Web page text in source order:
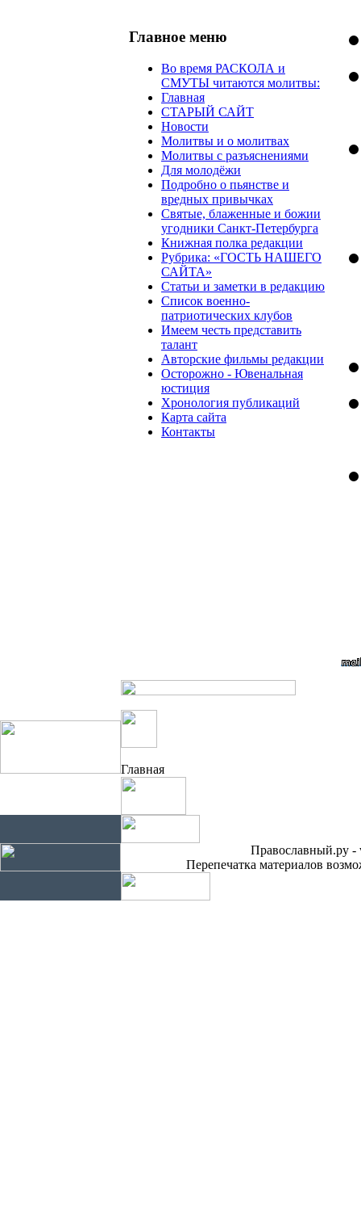
Главное меню
Во время РАСКОЛА и
СМУТЫ читаются молитвы:
Главная
СТАРЫЙ САЙТ
Новости
Молитвы и о молитвах
Молитвы с разъяснениями
Для молодёжи
Подробно о пьянстве и
вредных привычках
Святые, блаженные и божии
угодники Санкт-Петербурга
Книжная полка редакции
Рубрика: «ГОСТЬ НАШЕГО
САЙТА»
Статьи и заметки в редакцию
Список военно-
патриотических клубов
Имеем честь представить
талант
Авторские фильмы редакции
Осторожно - Ювенальная
юстиция
Хронология публикаций
Карта сайта
Контакты
Главная
Православный.ру -
Перепечатка материалов